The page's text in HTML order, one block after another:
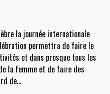
la journée internationale
permettra de faire le
et dans presque tous les
la femme et de faire des
de…